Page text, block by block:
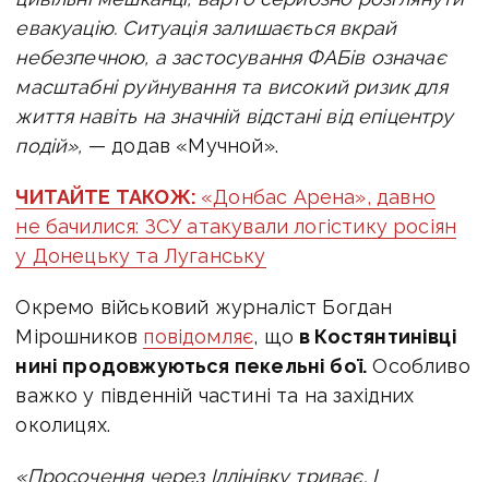
евакуацію. Ситуація залишається вкрай
небезпечною, а застосування ФАБів означає
масштабні руйнування та високий ризик для
життя навіть на значній відстані від епіцентру
подій», — додав «Мучной».
ЧИТАЙТЕ ТАКОЖ: «Донбас Арена», давно
не бачилися: ЗСУ атакували логістику росіян
у Донецьку та Луганську
Окремо військовий журналіст Богдан
Мірошников повідомляє, що в Костянтинівці
нині продовжуються пекельні бої. Особливо
важко у південній частині та на західних
околицях.
«Просочення через Іллінівку триває. І